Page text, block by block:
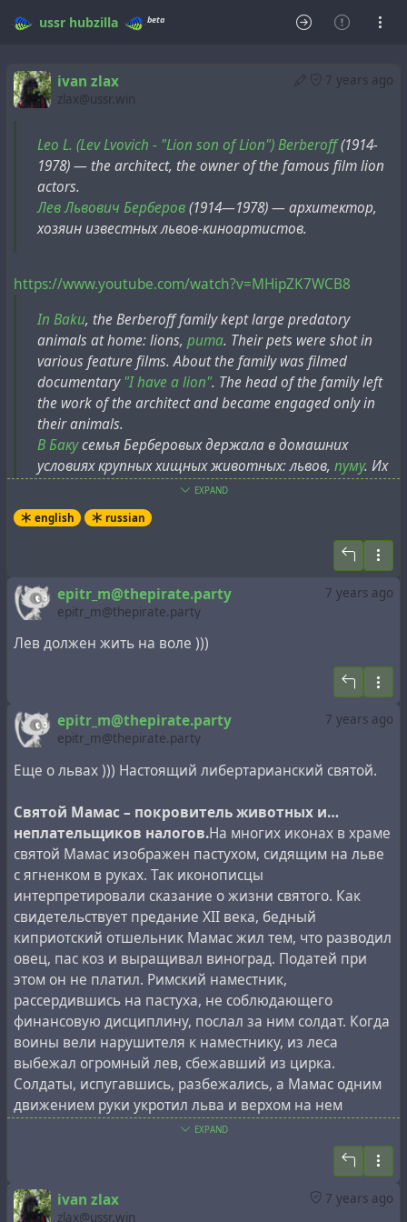
ussr hubzilla beta
7 years ago
ivan zlax
zlax@ussr.win
Leo L. (Lev Lvovich - "Lion son of Lion") Berberoff(1914-
1978) — the architect, the owner of the famous film lion
actors.
Лев Львович Берберов(1914—1978) — архитектор,
хозяин известных львов-киноартистов.
https://www.youtube.com/watch?v=MHipZK7WCB8
In Baku, the Berberoff family kept large predatory
animals at home: lions,puma. Their pets were shot in
various feature films. About the family was filmed
documentary"I have a lion". The head of the family left
the work of the architect and became engaged only in
their animals.
В Бакусемья Берберовых держала в домашних
условиях крупных хищных животных: львов,пуму. Их
питомцы снимались в различных художественных
фильмах. О семье была снята киноповесть
есть лев». Глава семьи оставил работу
архитектора и стал заниматься только своими
In 1973, the young lion King I was shot by the young
militiaman Alexander Gurov.
В 1973 году льва Кинга I застрелил молодой
милиционер Александр Гуров.
EXPAND
english russian
7 years ago
epitr_m@thepirate.party
epitr_m@thepirate.party
Лев должен жить на воле )))
7 years ago
epitr_m@thepirate.party
epitr_m@thepirate.party
Еще о львах ))) Настоящий либертарианский святой.
Святой Мамас – покровитель животных и…
неплательщиков налогов.На многих иконах в храме
святой Мамас изображен пастухом, сидящим на льве
с ягненком в руках. Так иконописцы
интерпретировали сказание о жизни святого. Как
свидетельствует предание XII века, бедный
киприотский отшельник Мамас жил тем, что разводил
овец, пас коз и выращивал виноград. Податей при
этом он не платил. Римский наместник,
рассердившись на пастуха, не соблюдающего
финансовую дисциплину, послал за ним солдат. Когда
воины вели нарушителя к наместнику, из леса
выбежал огромный лев, сбежавший из цирка.
Солдаты, испугавшись, разбежались, а Мамас одним
движением руки укротил льва и верхом на нем
въехал к наместнику. Пораженный римлянин
освободил его от всех налогов и податей. С тех пор
этот святой и стал покровителем животных, а также
неплательщиков налогов. Как иронично замечают
современные комментаторы жития святого, теперь
EXPAND
7 years ago
ivan zlax
zlax@ussr.win